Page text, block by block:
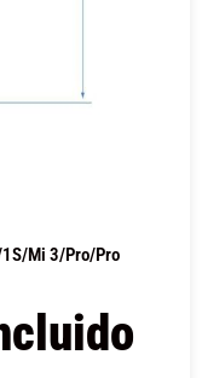
Mi 3/Pro/Pro